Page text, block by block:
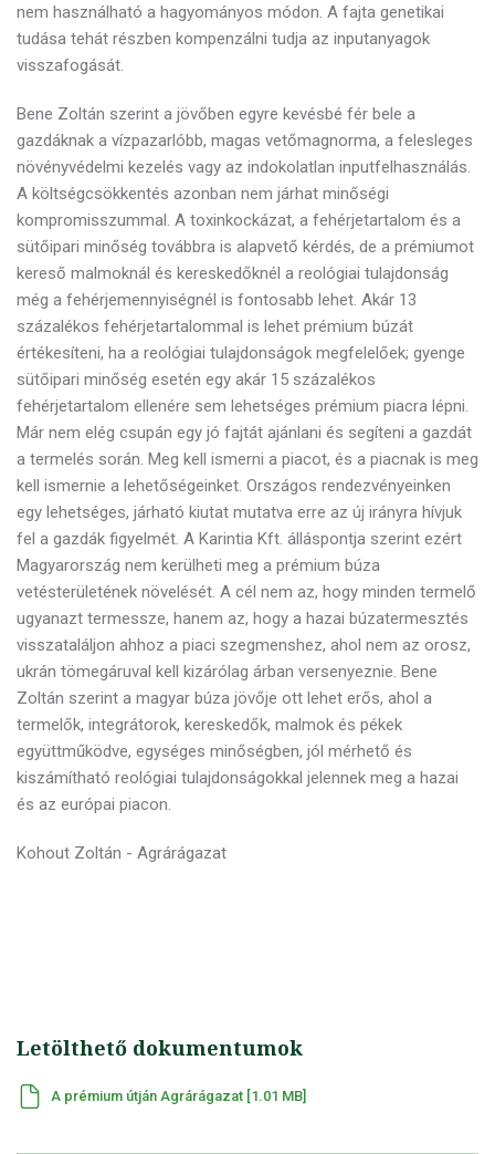
nem használható a hagyományos módon. A fajta genetikai
tudása tehát részben kompenzálni tudja az inputanyagok
visszafogását.
Bene Zoltán szerint a jövőben egyre kevésbé fér bele a
gazdáknak a vízpazarlóbb, magas vetőmagnorma, a felesleges
növényvédelmi kezelés vagy az indokolatlan inputfelhasználás.
A költségcsökkentés azonban nem járhat minőségi
kompromisszummal. A toxinkockázat, a fehérjetartalom és a
sütőipari minőség továbbra is alapvető kérdés, de a prémiumot
kereső malmoknál és kereskedőknél a reológiai tulajdonság
még a fehérjemennyiségnél is fontosabb lehet. Akár 13
százalékos fehérjetartalommal is lehet prémium búzát
értékesíteni, ha a reológiai tulajdonságok megfelelőek; gyenge
sütőipari minőség esetén egy akár 15 százalékos
fehérjetartalom ellenére sem lehetséges prémium piacra lépni.
Már nem elég csupán egy jó fajtát ajánlani és segíteni a gazdát
a termelés során. Meg kell ismerni a piacot, és a piacnak is meg
kell ismernie a lehetőségeinket. Országos rendezvényeinken
egy lehetséges, járható kiutat mutatva erre az új irányra hívjuk
fel a gazdák figyelmét. A Karintia Kft. álláspontja szerint ezért
Magyarország nem kerülheti meg a prémium búza
vetésterületének növelését. A cél nem az, hogy minden termelő
ugyanazt termessze, hanem az, hogy a hazai búzatermesztés
visszataláljon ahhoz a piaci szegmenshez, ahol nem az orosz,
ukrán tömegáruval kell kizárólag árban versenyeznie. Bene
Zoltán szerint a magyar búza jövője ott lehet erős, ahol a
termelők, integrátorok, kereskedők, malmok és pékek
együttműködve, egységes minőségben, jól mérhető és
kiszámítható reológiai tulajdonságokkal jelennek meg a hazai
és az európai piacon.
Kohout Zoltán - Agrárágazat
Letölthető dokumentumok
A prémium útján Agrárágazat [1.01 MB]